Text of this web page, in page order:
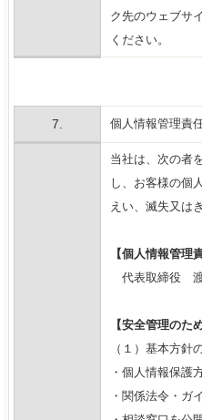
ク先のウェブサ
ください。
7. 個人情報管理責
当社は、次の者
し、お客様の個
えい、滅失又は
【個人情報管理
代表取締役
【安全管理のた
（１）基本方針
・個人情報保護
・関係法令・ガ